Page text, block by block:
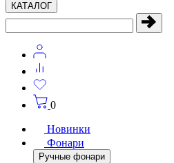
КАТАЛОГ
0
Новинки
Фонари
Ручные фонари